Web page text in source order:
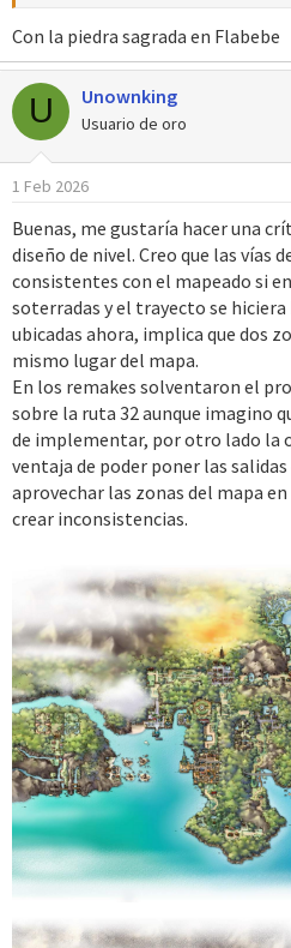
Con la piedra sagrada en Flabebe
U Unownking
Usuario de oro
1 Feb 2026
Buenas, me gustaría hacer una
diseño de nivel. Creo que las vías
consistentes con el mapeado si
soterradas y el trayecto se
ubicadas ahora, implica que dos
mismo lugar del mapa.
En los remakes solventaron el
sobre la ruta 32 aunque imagino
de implementar, por otro lado la
ventaja de poder poner las
aprovechar las zonas del mapa
crear inconsistencias.